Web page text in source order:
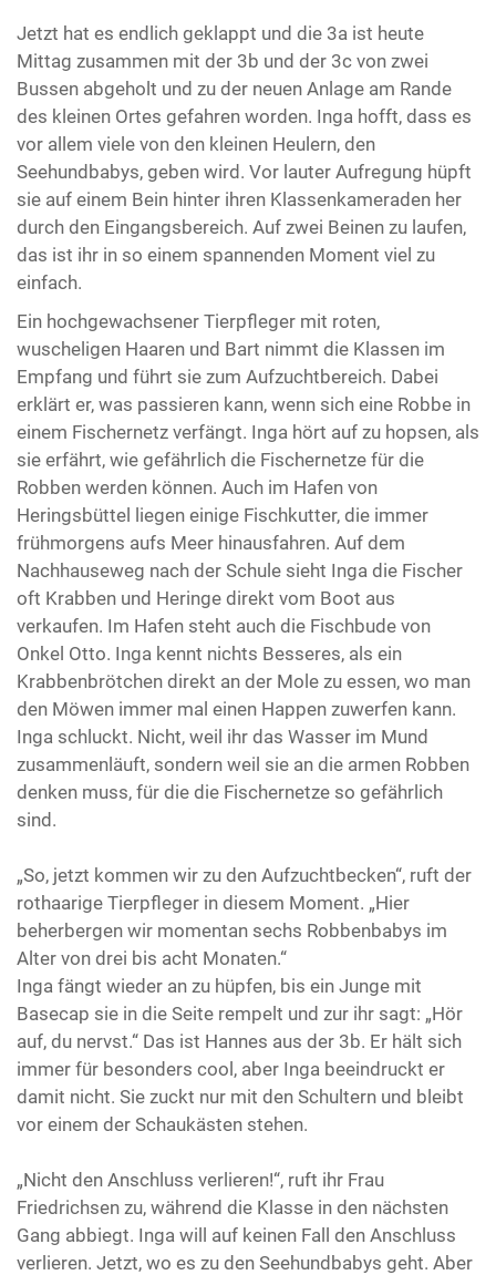
Jetzt hat es endlich geklappt und die 3a ist heute
Mittag zusammen mit der 3b und der 3c von zwei
Bussen abgeholt und zu der neuen Anlage am Rande
des kleinen Ortes gefahren worden. Inga hofft, dass es
vor allem viele von den kleinen Heulern, den
Seehundbabys, geben wird. Vor lauter Aufregung hüpft
sie auf einem Bein hinter ihren Klassenkameraden her
durch den Eingangsbereich. Auf zwei Beinen zu laufen,
das ist ihr in so einem spannenden Moment viel zu
einfach.
Ein hochgewachsener Tierpfleger mit roten,
wuscheligen Haaren und Bart nimmt die Klassen im
Empfang und führt sie zum Aufzuchtbereich. Dabei
erklärt er, was passieren kann, wenn sich eine Robbe in
einem Fischernetz verfängt. Inga hört auf zu hopsen, als
sie erfährt, wie gefährlich die Fischernetze für die
Robben werden können. Auch im Hafen von
Heringsbüttel liegen einige Fischkutter, die immer
frühmorgens aufs Meer hinausfahren. Auf dem
Nachhauseweg nach der Schule sieht Inga die Fischer
oft Krabben und Heringe direkt vom Boot aus
verkaufen. Im Hafen steht auch die Fischbude von
Onkel Otto. Inga kennt nichts Besseres, als ein
Krabbenbrötchen direkt an der Mole zu essen, wo man
den Möwen immer mal einen Happen zuwerfen kann.
Inga schluckt. Nicht, weil ihr das Wasser im Mund
zusammenläuft, sondern weil sie an die armen Robben
denken muss, für die die Fischernetze so gefährlich
sind.
„So, jetzt kommen wir zu den Aufzuchtbecken“, ruft der
rothaarige Tierpfleger in diesem Moment. „Hier
beherbergen wir momentan sechs Robbenbabys im
Alter von drei bis acht Monaten.“
Inga fängt wieder an zu hüpfen, bis ein Junge mit
Basecap sie in die Seite rempelt und zur ihr sagt: „Hör
auf, du nervst.“ Das ist Hannes aus der 3b. Er hält sich
immer für besonders cool, aber Inga beeindruckt er
damit nicht. Sie zuckt nur mit den Schultern und bleibt
vor einem der Schaukästen stehen.
„Nicht den Anschluss verlieren!“, ruft ihr Frau
Friedrichsen zu, während die Klasse in den nächsten
Gang abbiegt. Inga will auf keinen Fall den Anschluss
verlieren. Jetzt, wo es zu den Seehundbabys geht. Aber